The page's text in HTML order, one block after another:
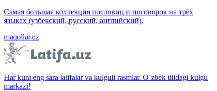
Самая большая коллекция пословиц и поговорок на трёх
языках (узбекский, русский, английский).
maqollar.uz
Har kuni eng sara latifalar va kulguli rasmlar. O‘zbek tilidagi kulgu
markazi!